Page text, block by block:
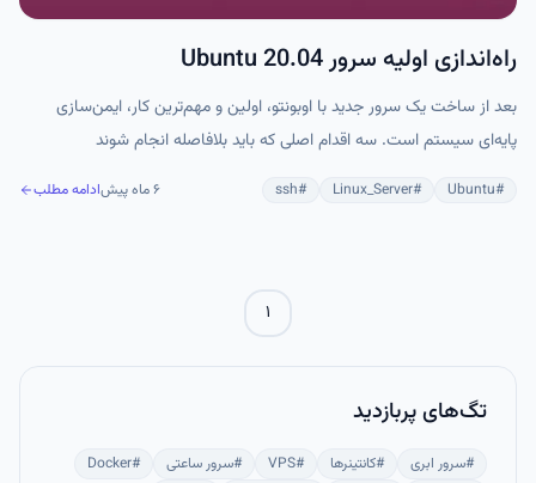
راه‌اندازی اولیه سرور Ubuntu 20.04
بعد از ساخت یک سرور جدید با اوبونتو، اولین و مهم‌ترین کار، ایمن‌سازی
پایه‌ای سیستم است. سه اقدام اصلی که باید بلافاصله انجام شوند
#
Ubuntu
#
Linux_Server
#
ssh ۶ ماه پیش ادامه مطلب
۱
تگ‌های پربازدید
#سرور ابری #کانتینرها #
VPS
#سرور ساعتی #
Docker